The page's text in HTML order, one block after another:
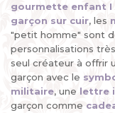
gourmette enfant I
garçon sur cuir, les
"petit homme" sont
personnalisations
seul créateur à offrir
garçon avec le
militaire, une lettre
garçon comme